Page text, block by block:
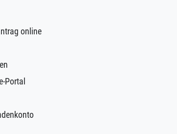
online
Portal